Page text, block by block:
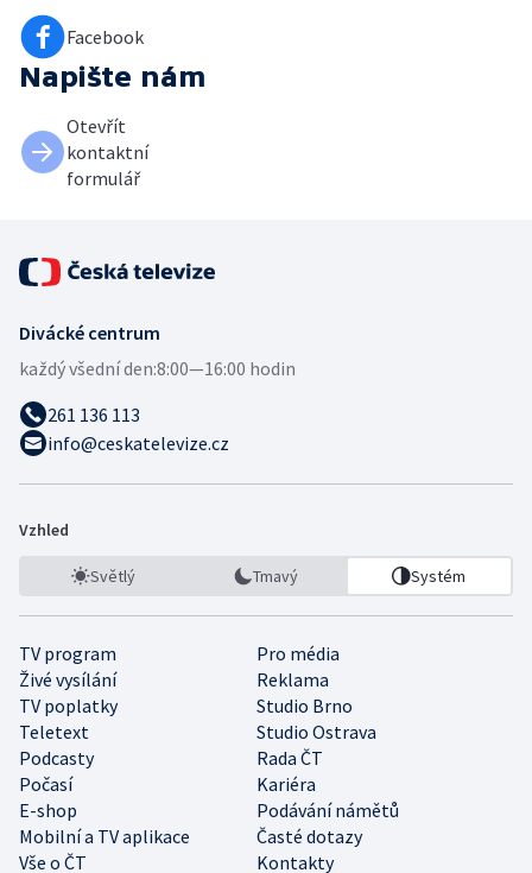
Facebook
Napište nám
Otevřít
kontaktní
formulář
Divácké centrum
každý všední den:8:00—16:00 hodin
261 136 113
info@ceskatelevize.cz
Vzhled
Světlý Tmavý Systém
TV program
Pro média
Živé vysílání
Reklama
TV poplatky
Studio Brno
Teletext
Studio Ostrava
Podcasty
Rada ČT
Počasí
Kariéra
E-shop
Podávání námětů
Mobilní a TV aplikace
Časté dotazy
Vše o ČT
Kontakty